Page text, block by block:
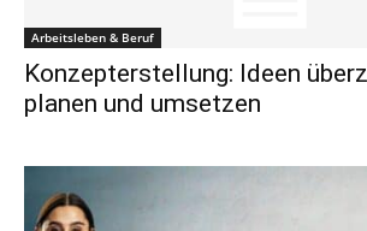
Arbeitsleben & Beruf
Konzepterstellung: Ideen
planen und umsetzen